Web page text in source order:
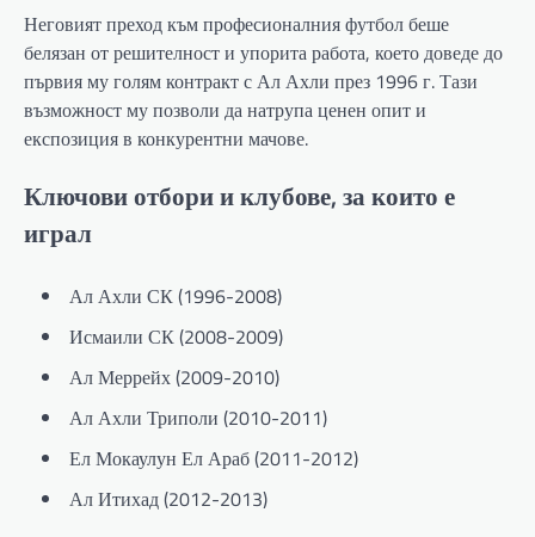
Неговият преход към професионалния футбол беше
белязан от решителност и упорита работа, което доведе до
първия му голям контракт с Ал Ахли през 1996 г. Тази
възможност му позволи да натрупа ценен опит и
експозиция в конкурентни мачове.
Ключови отбори и клубове, за които е
играл
Ал Ахли СК (1996-2008)
Исмаили СК (2008-2009)
Ал Меррейх (2009-2010)
Ал Ахли Триполи (2010-2011)
Ел Мокаулун Ел Араб (2011-2012)
Ал Итихад (2012-2013)